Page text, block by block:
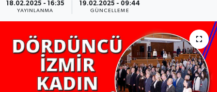
18.02.2025 - 16:35
YAYINLANMA
19.02.2025 - 09:44
GÜNCELLEME
SPOR
YAŞAM